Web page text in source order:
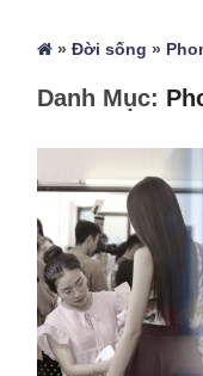
»Đời sống »
Danh Mục: